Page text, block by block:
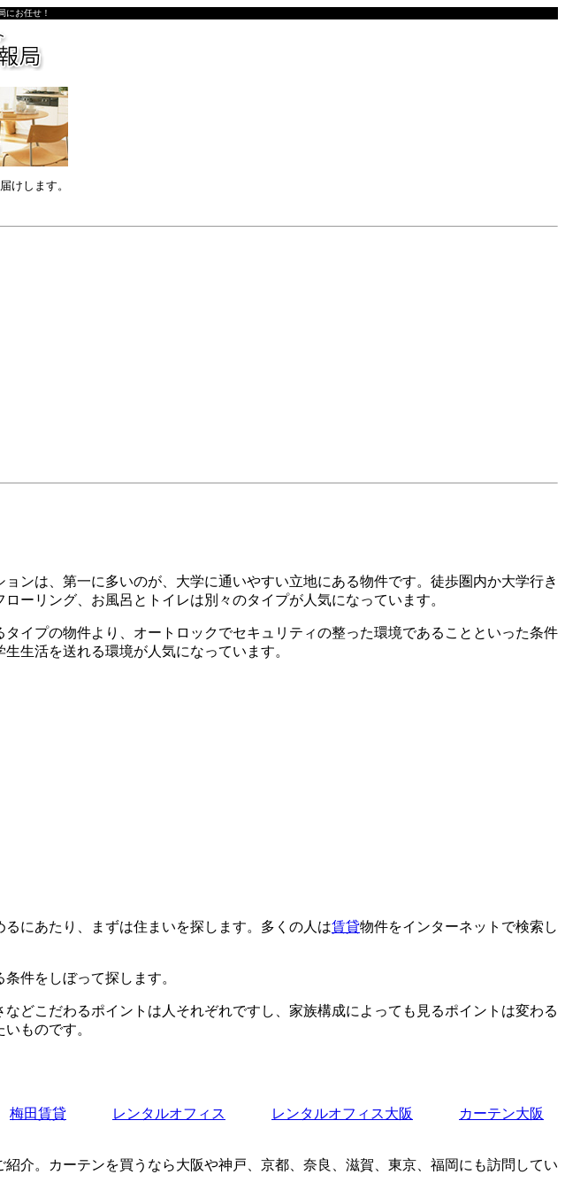
にお任せ！
けします。
ョンは、第一に多いのが、大学に通いやすい立地にある物件です。徒歩圏内か大学行き
ーリング、お風呂とトイレは別々のタイプが人気になっています。
イプの物件より、オートロックでセキュリティの整った環境であることといった条件
生活を送れる環境が人気になっています。
にあたり、まずは住まいを探します。多くの人は賃貸物件をインターネットで検索し
件をしぼって探します。
どこだわるポイントは人それぞれですし、家族構成によっても見るポイントは変わる
ものです。
梅田賃貸 レンタルオフィス レンタルオフィス大阪
カーテン大阪
介。カーテンを買うなら大阪や神戸、京都、奈良、滋賀、東京、福岡にも訪問してい